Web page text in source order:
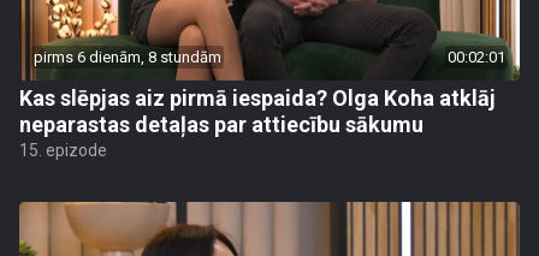
pirms 6 dienām, 8 stundām 00:02:01
Kas slēpjas aiz pirmā iespaida? Olga Koha atklāj
neparastas detaļas par attiecību sākumu
15. epizode